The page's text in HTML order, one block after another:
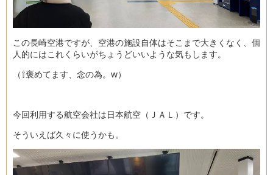
この長崎空港ですが、空港の施設自体はそこまで大きくなく、個
人的にはこれくらいがちょうどいいような気もします。
（⇧褒めてます、念の為。w）
今回利用する航空会社は日本航空（ＪＡＬ）です。
そういえば久々に使うかも。